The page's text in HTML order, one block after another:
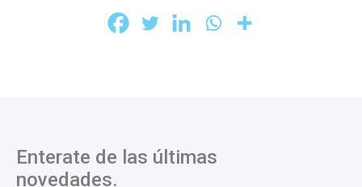
Enterate de las últimas
novedades.